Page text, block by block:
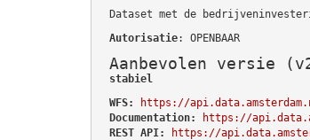
Dataset met de
Autorisatie: OPENBAAR
Aanbevolen versie
stabiel
WFS:
https://
Documentation:
https://
REST API:
https://